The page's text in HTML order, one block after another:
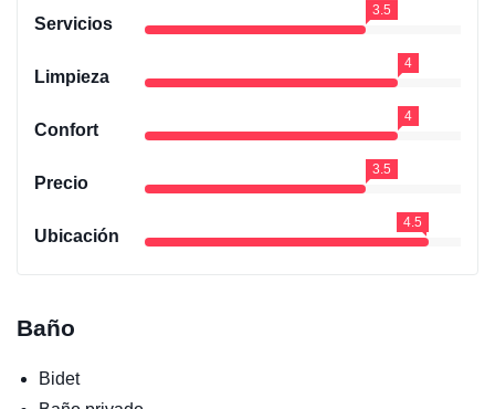
Servicios
3.5
Limpieza
4
Confort
4
Precio
3.5
Ubicación
4.5
Baño
Bidet